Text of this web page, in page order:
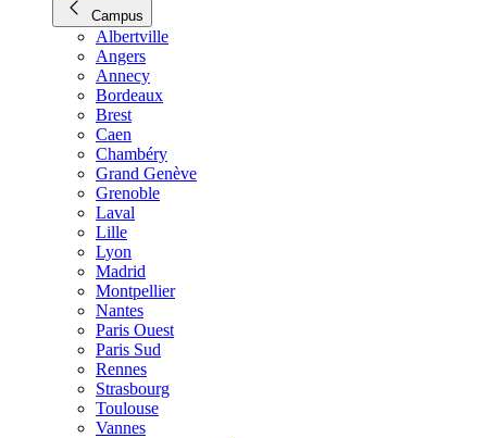
Campus
Albertville
Angers
Annecy
Bordeaux
Brest
Caen
Chambéry
Grand Genève
Grenoble
Laval
Lille
Lyon
Madrid
Montpellier
Nantes
Paris Ouest
Paris Sud
Rennes
Strasbourg
Toulouse
Vannes